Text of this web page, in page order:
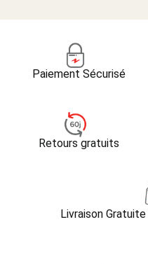
Paiement Sécurisé
Retours gratuits
Livraison Gratuite